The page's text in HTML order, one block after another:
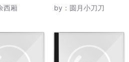
西厢
by： 圆月小刀刀